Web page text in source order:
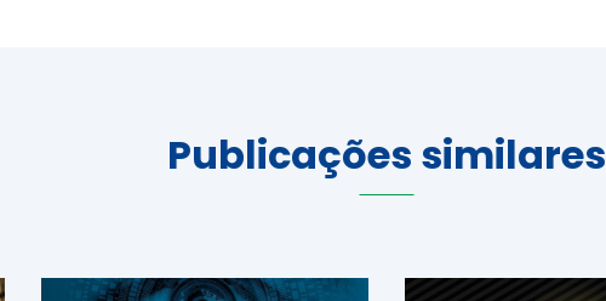
Publicações similares